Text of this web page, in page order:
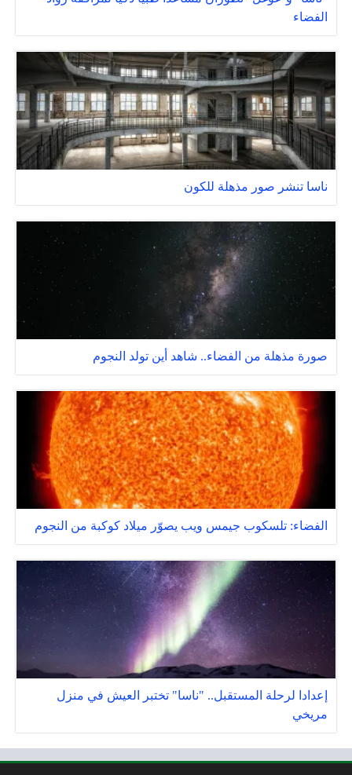
الفضاء
ناسا تنشر صور مذهلة للكون
صورة مذهلة من الفضاء.. شاهد أين تولد النجوم
الفضاء: تلسكوب جيمس ويب يصوّر ميلاد كوكبة من النجوم
إعدادا لرحلة المستقبل.. "ناسا" تختبر العيش في منزل
مريخي